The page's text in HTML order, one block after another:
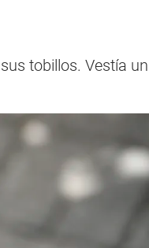
tobillos. Vestía